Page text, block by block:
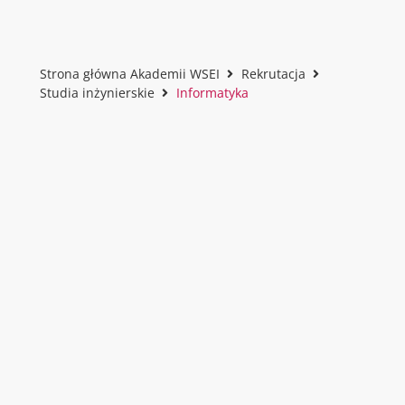
Strona główna Akademii WSEI
Rekrutacja
Studia inżynierskie
Informatyka